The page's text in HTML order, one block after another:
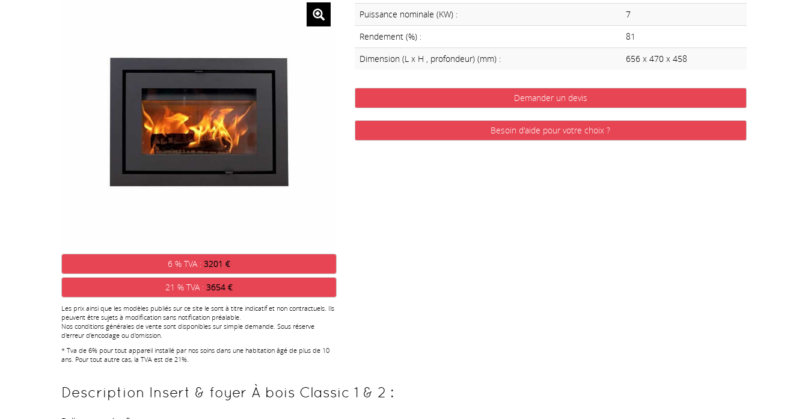
6 % TVA : 3201 €
21 % TVA : 3654 €
Les prix ainsi que les modèles publiés sur ce site le sont à titre indicatif et non contractuels. Ils
peuvent être sujets à modification sans notification préalable.
Nos conditions générales de vente sont disponibles sur simple demande. Sous réserve
d'erreur d'encodage ou d'omission.
* Tva de 6% pour tout appareil installé par nos soins dans une habitation âgé de plus de 10
ans. Pour tout autre cas, la TVA est de 21%.
Puissance nominale (KW) :
7
Rendement (%) :
81
Dimension (L x H , profondeur) (mm) :
656 x 470 x 458
Demander un devis
Besoin d'aide pour votre choix ?
Description Insert & foyer À bois Classic 1 & 2 :